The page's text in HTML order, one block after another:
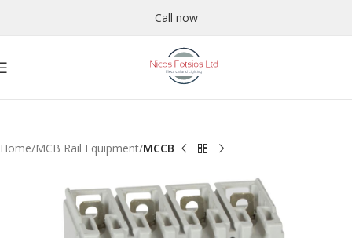
Call now
Home MCB Rail Equipment MCCB